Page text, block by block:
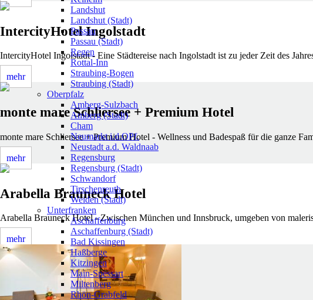
IntercityHotel Ingolstadt
IntercityHotel Ingolstadt - Eine Städtereise nach Ingolstadt ist zu jeder Zeit des
mehr
monte mare Schliersee + Premium Hotel
monte mare Schliersee + Premium Hotel - Wellness und Badespaß für die ganze
mehr
Arabella Brauneck Hotel
Arabella Brauneck Hotel - Zwischen München und Innsbruck, umgeben von
mehr
Landshut
Landshut (Stadt)
Passau
Passau (Stadt)
Regen
Rottal-Inn
Straubing-Bogen
Straubing (Stadt)
Oberpfalz
Amberg-Sulzbach
Amberg (Stadt)
Cham
Neumarkt i.d.OPf.
Neustadt a.d. Waldnaab
Regensburg
Regensburg (Stadt)
Schwandorf
Tirschenreuth
Weiden (Stadt)
Unterfranken
Aschaffenburg
Aschaffenburg (Stadt)
Bad Kissingen
Haßberge
Kitzingen
Main-Spessart
Miltenberg
Rhön-Grabfeld